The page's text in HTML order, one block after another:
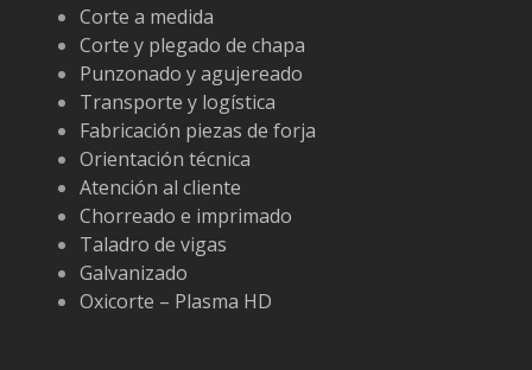
Corte a medida
Corte y plegado de chapa
Punzonado y agujereado
Transporte y logística
Fabricación piezas de forja
Orientación técnica
Atención al cliente
Chorreado e imprimado
Taladro de vigas
Galvanizado
Oxicorte – Plasma HD